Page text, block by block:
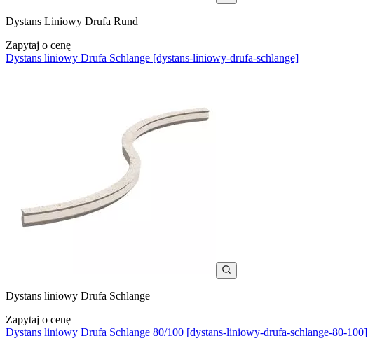
Dystans Liniowy Drufa Rund
Zapytaj o cenę
Dystans liniowy Drufa Schlange [dystans-liniowy-drufa-schlange]
Dystans liniowy Drufa Schlange
Zapytaj o cenę
Dystans liniowy Drufa Schlange 80/100 [dystans-liniowy-drufa-schlange-80-100]